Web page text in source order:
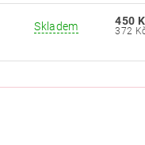
Skladem 450